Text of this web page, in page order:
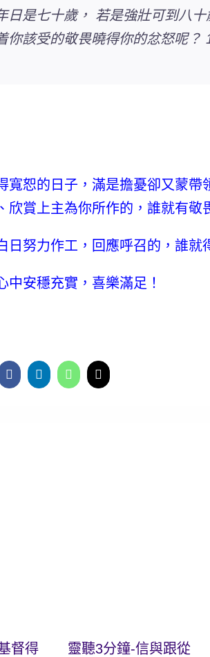
是七十歲， 若是強壯可到八
該受的敬畏曉得你的忿怒呢
寬恕的日子，滿是擔憂卻又蒙
賞上主為你所作的，誰就有敬
日努力作工，回應呼召的，誰就
安穩充實，喜樂滿足！
督得
靈聽3分鐘-信與跟從